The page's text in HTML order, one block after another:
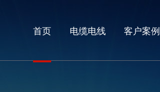
首页 电缆电线 客户案例